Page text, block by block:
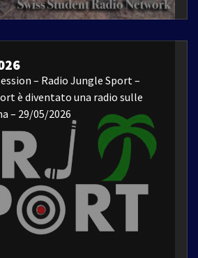
– Radio Jungle Sport –
è diventato una radio sulle
– 29/05/2026